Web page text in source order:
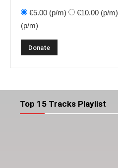
€5.00 (p/m) €10.00 (p/m)
(p/m)
Top 15 Tracks Playlist